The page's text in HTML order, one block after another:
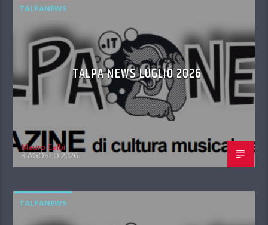
TALPANEWS
TALPA NEWS LUGLIO 2026
Mauro Calbi
3 AGOSTO 2026
TALPANEWS